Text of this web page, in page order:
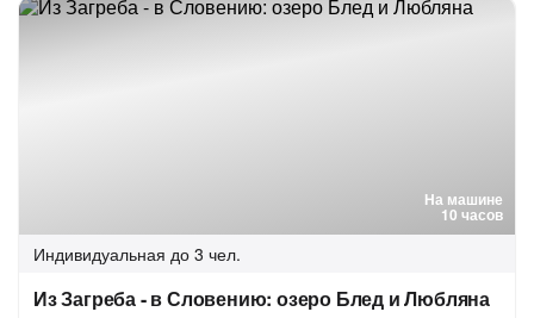
На машине
10 часов
Индивидуальная до 3 чел.
Из Загреба - в Словению: озеро Блед и Любляна